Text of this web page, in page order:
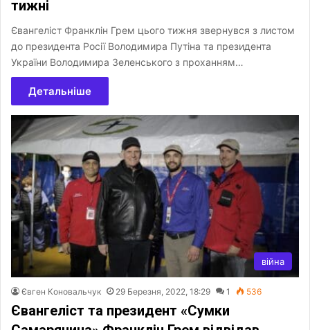
тижні
Євангеліст Франклін Грем цього тижня звернувся з листом
до президента Росії Володимира Путіна та президента
України Володимира Зеленського з проханням…
Детальніше
війна
Євген Коновальчук 29 Березня, 2022, 18:29 1 536
Євангеліст та президент «Сумки